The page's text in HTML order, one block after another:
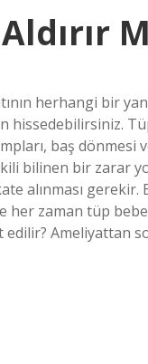
herhangi bir yan
hissedebilirsiniz.
baş dönmesi
bilinen bir zarar
alınması gerekir.
her zaman tüp
edilir? Ameliyattan